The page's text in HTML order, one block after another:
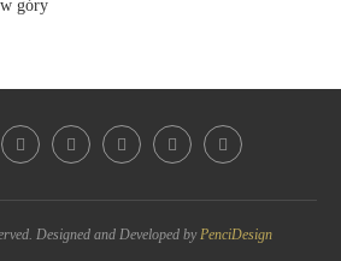
góry
Designed and Developed byPenciDesign